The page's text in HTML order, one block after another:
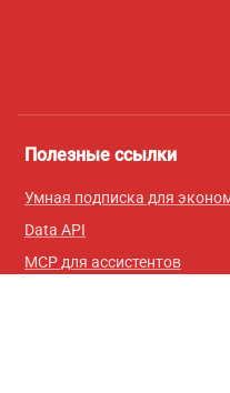
Полезные ссылки
Умная подписка для
Data API
MCP для ассистентов